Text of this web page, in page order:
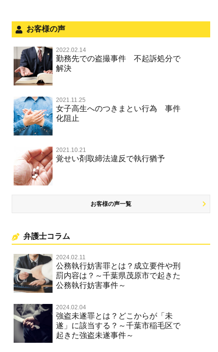
不正競争防止法
住居侵入等
名誉棄損・侮辱
不正競争防止法
風営法・風適法違反
文書偽造・偽造文書行使
著作権法違反・商標法違反
放火・失火
名誉棄損罪・侮辱
面会・差し入れ
お客様の声
2022.02.14
勤務先での盗撮事件 不起訴処分で
解決
2021.11.25
女子高生へのつきまとい行為 事件
化阻止
2021.10.21
覚せい剤取締法違反で執行猶予
お客様の声一覧
弁護士コラム
2024.02.11
公務執行妨害罪とは？成立要件や刑
罰内容は？～千葉県茂原市で起きた
公務執行妨害事件～
2024.02.04
強盗未遂罪とは？どこからが「未
遂」に該当する？～千葉市稲毛区で
起きた強盗未遂事件～